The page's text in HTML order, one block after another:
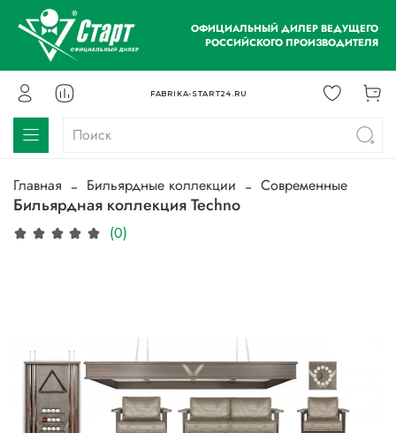
ОФИЦИАЛЬНЫЙ ДИЛЕР ВЕДУЩЕГО
РОССИЙСКОГО ПРОИЗВОДИТЕЛЯ
FABRIKA-START24.RU
Главная Бильярдные коллекции Современные
Бильярдная коллекция Techno
(0)